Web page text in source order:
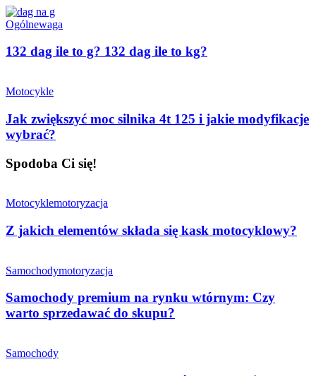
Ogólnewaga
132 dag ile to g? 132 dag ile to kg?
Motocykle
Jak zwiększyć moc silnika 4t 125 i jakie modyfikacje
wybrać?
Spodoba Ci się!
Motocyklemotoryzacja
Z jakich elementów składa się kask motocyklowy?
Samochodymotoryzacja
Samochody premium na rynku wtórnym: Czy
warto sprzedawać do skupu?
Samochody